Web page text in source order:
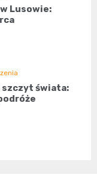
Lusowie:
szczyt świata: